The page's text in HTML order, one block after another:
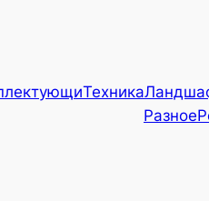
Техника
Разное